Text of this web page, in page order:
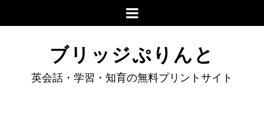
ブリッジぷりんと
英会話・学習・知育の無料プリントサイト